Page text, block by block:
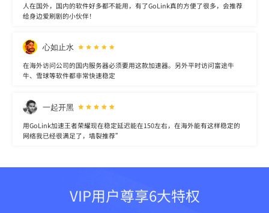
人在国外，国内的软件好多都不能用，有了GoLink真的方便了很多，会推荐
给身边爱刷剧的小伙伴！
心如止水
在海外访问公司的国内服务器必须要用这款加速器。另外平时访问富途牛
牛、雪球等软件都非常快速稳定
一起开黑
用GoLink加速王者荣耀现在稳定延迟能在150左右，在海外能有这样稳定的
网络我已经很满足了，墙裂推荐”
VIP用户尊享6大特权